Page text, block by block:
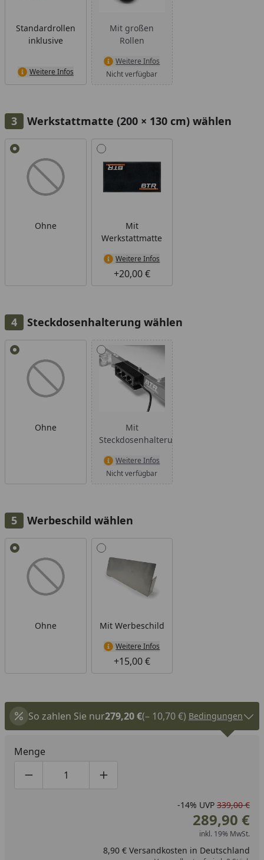
Standardrollen
inklusive
Weitere Infos
Mit großen
Rollen
Weitere Infos
Nicht verfügbar
Werkstattmatte (200 × 130 cm) wählen
Alle anzeigen (2)
Ohne
Mit
Werkstattmatte
Weitere Infos
+20,00 €
Steckdosenhalterung wählen
Alle anzeigen (2)
Ohne
Mit
Steckdosenhalterung
Weitere Infos
Nicht verfügbar
Werbeschild wählen
Alle anzeigen (2)
Ohne Mit Werbeschild
Weitere Infos
+15,00 €
So zahlen Sie nur279,20 €(– 10,70 €) Bedingungen
Menge
Produktmenge um eins verringern
Produktmenge manuell eingeben
Produktmenge um eins erhöhen
-14% UVP 339,00 €
289,90 €
inkl. 19% MwSt.
8,90 € Versandkosten in Deutschland